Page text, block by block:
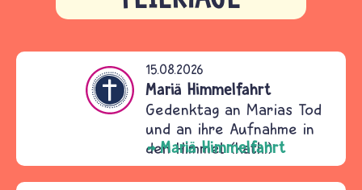
15.08.2026
Mariä Himmelfahrt
Gedenktag an Marias Tod
und an ihre Aufnahme in
den Himmel (kath.)
Mariä Himmelfahrt